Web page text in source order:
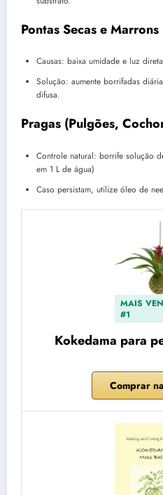
Pontas Secas e Marrons
Causas: baixa umidade e luz direta
Solução: aumente borrifadas
difusa.
Pragas (Pulgões,
Controle natural: borrife solução
em 1 L de água)
Caso persistam, utilize óleo de
MAIS
#1
Kokedama para
Comprar